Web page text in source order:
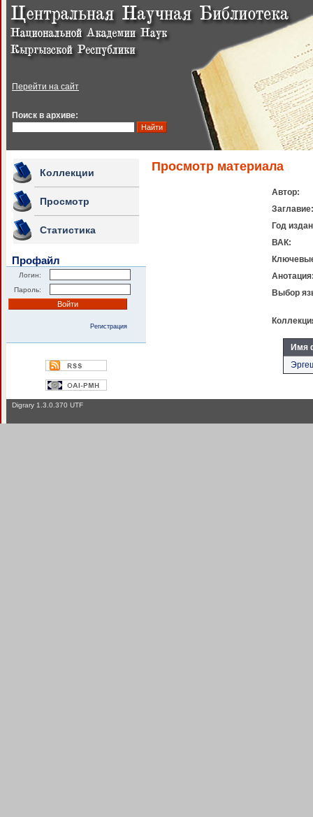
Перейти на сайт
Поиск в архиве:
Коллекции
Просмотр
Статистика
Профайл
Логин:
Пароль:
Регистрация
Просмотр материала
Автор:
Заглавие:
Год
ВАК:
Выбор
Имя
Digrary 1.3.0.370 UTF